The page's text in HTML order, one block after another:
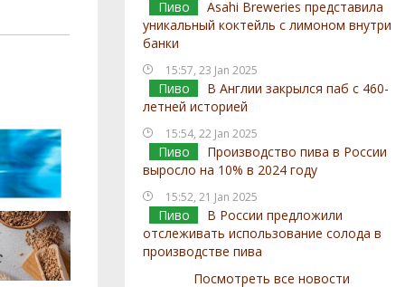
Пиво
Asahi Breweries представила
уникальный коктейль с лимоном внутри
банки
15:57, 23 Jan 2025
Пиво
В Англии закрылся паб с 460-
летней историей
15:54, 22 Jan 2025
Пиво
Производство пива в России
выросло на 10% в 2024 году
15:52, 21 Jan 2025
Пиво
В России предложили
отслеживать использование солода в
производстве пива
Посмотреть все новости